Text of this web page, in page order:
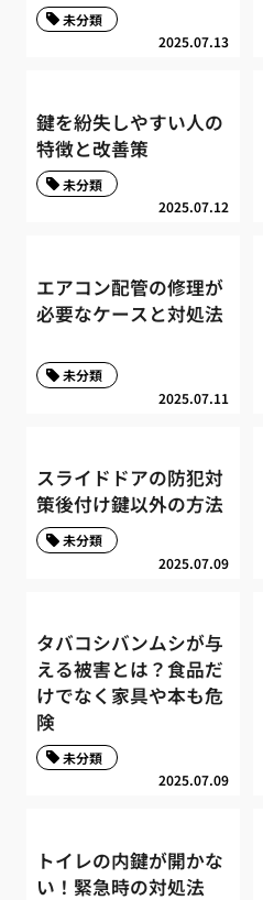
2025.07.13
未分類
鍵を紛失しやすい人の
特徴と改善策
2025.07.12
未分類
エアコン配管の修理が
必要なケースと対処法
2025.07.11
未分類
スライドドアの防犯対
策後付け鍵以外の方法
2025.07.09
未分類
タバコシバンムシが与
える被害とは？食品だ
けでなく家具や本も危
険
2025.07.09
未分類
トイレの内鍵が開かな
い！緊急時の対処法